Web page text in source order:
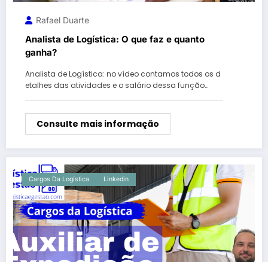
Rafael Duarte
Analista de Logística: O que faz e quanto
ganha?
Analista de Logística: no vídeo contamos todos os d
etalhes das atividades e o salário dessa função…
Consulte mais informação
Cargos Da Logística Linkedin